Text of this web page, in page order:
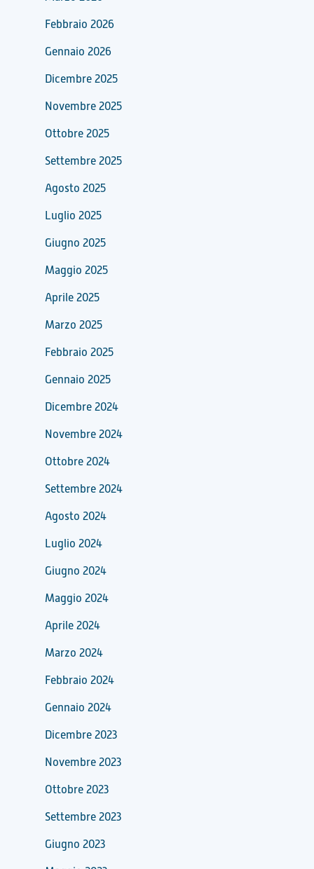
Febbraio 2026
Gennaio 2026
Dicembre 2025
Novembre 2025
Ottobre 2025
Settembre 2025
Agosto 2025
Luglio 2025
Giugno 2025
Maggio 2025
Aprile 2025
Marzo 2025
Febbraio 2025
Gennaio 2025
Dicembre 2024
Novembre 2024
Ottobre 2024
Settembre 2024
Agosto 2024
Luglio 2024
Giugno 2024
Maggio 2024
Aprile 2024
Marzo 2024
Febbraio 2024
Gennaio 2024
Dicembre 2023
Novembre 2023
Ottobre 2023
Settembre 2023
Giugno 2023